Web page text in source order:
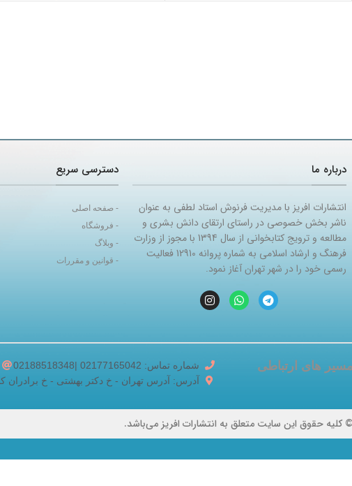
درباره ما
انتشارات افریز با مدیریت فرنوش استاد لطفی به عنوان
ناشر بخش خصوصی در راستای ارتقای دانش بشری و
مطالعه و ترویج کتابخوانی از سال 1394 با مجوز از وزارت
فرهنگ و ارشاد اسلامی به شماره پروانه 12910 فعالیت
رسمی خود را در شهر تهران آغاز نمود.
دسترسی سریع
- صفحه اصلی
- فروشگاه
- وبلاگ
- قوانین و مقررات
های ارتباطی شماره تماس: 02177165042 |02188518348
آدرس: آدرس تهران - خ دکتر بهشتی - خ برادران کاووسی
کلیه حقوق این سایت متعلق به انتشارات افریز می‌باشد.